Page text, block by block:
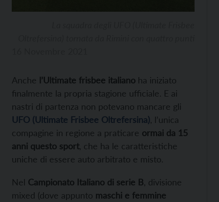
Anche l’Ultimate frisbee italiano ha iniziato
finalmente la propria stagione ufficiale. E ai
nastri di partenza non potevano mancare gli
UFO (Ultimate Frisbee Oltrefersina) , l’unica
compagine in regione a praticare ormai da 15
anni questo sport, che ha le caratteristiche
uniche di essere auto arbitrato e misto.
Nel Campionato Italiano di serie B , divisione
mixed (dove appunto maschi e femmine